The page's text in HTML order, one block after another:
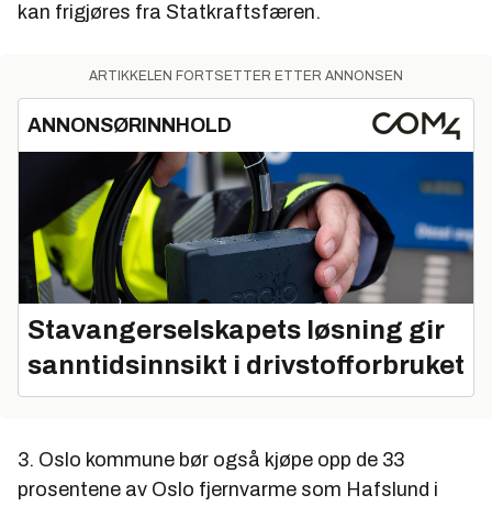
kan frigjøres fra Statkraftsfæren.
ARTIKKELEN FORTSETTER ETTER ANNONSEN
ANNONSØRINNHOLD
Stavangerselskapets løsning gir
sanntidsinnsikt i drivstofforbruket
3. Oslo kommune bør også kjøpe opp de 33
prosentene av Oslo fjernvarme som Hafslund i